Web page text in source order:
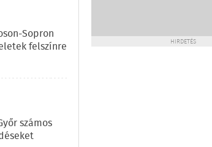
Sopron
felszínre
számos
HIRDETÉS